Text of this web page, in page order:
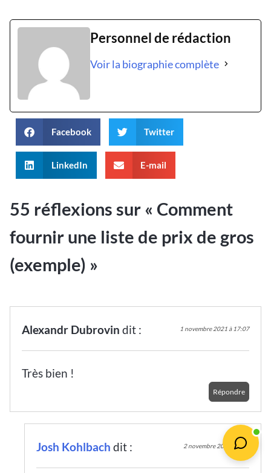
Personnel de rédaction
Voir la biographie complète
Facebook Twitter
LinkedIn E-mail
55 réflexions sur « Comment
fournir une liste de prix de gros
(exemple) »
Alexandr Dubrovin dit : 1 novembre 2021 à 17:07
Très bien !
Répondre
Josh Kohlbach dit : 2 novembre 2021 à 7:41